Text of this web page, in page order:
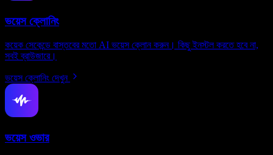
ভয়েস ক্লোনিং
কয়েক সেকেন্ডে বাস্তবের মতো AI ভয়েস ক্লোন করুন। কিছু ইনস্টল করতে হবে না,
সবই ব্রাউজারে।
ভয়েস ক্লোনিং দেখুন
ভয়েস ওভার